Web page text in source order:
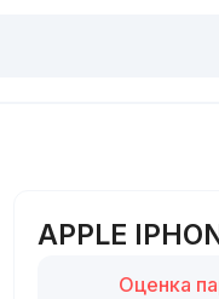
APPLE
Оценка